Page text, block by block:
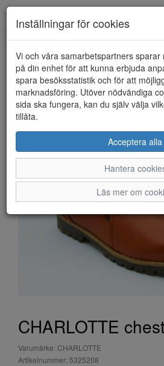
HEM CHARLOTTE
CHARLOTTE
Varumärke: CHARLOTTE
Artikelnummer: 5325208
Inställningar för cookies
Vi och våra samarbetspartners
på din enhet för att kunna erbjuda
spara besöksstatistik och för att
marknadsföring. Utöver nödvändiga
sida ska fungera, kan du själv välja
tillåta.
Acceptera alla
Hantera
Läs mer om